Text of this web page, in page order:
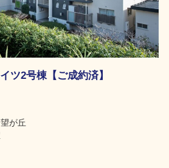
ツ2号棟【ご成約済】
が丘